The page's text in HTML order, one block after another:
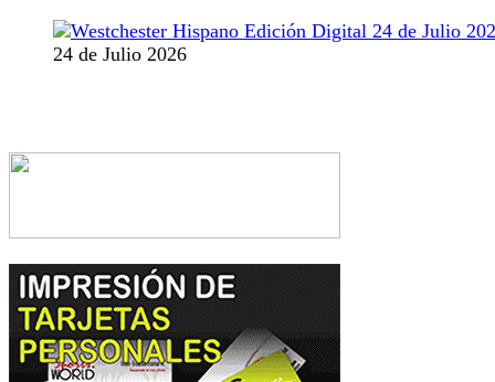
24 de Julio 2026